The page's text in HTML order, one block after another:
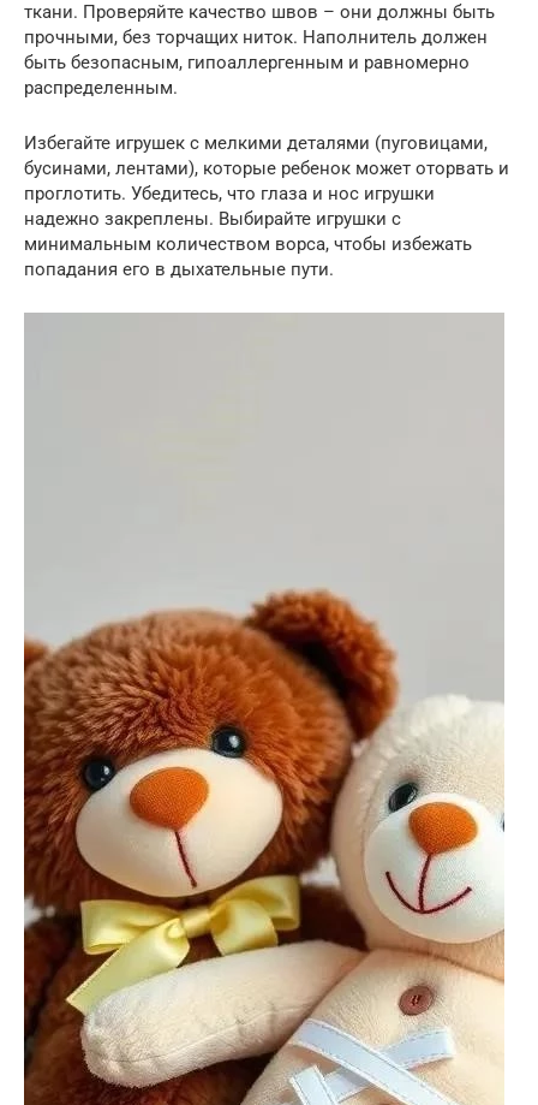
ткани. Проверяйте качество швов – они должны быть
прочными, без торчащих ниток. Наполнитель должен
быть безопасным, гипоаллергенным и равномерно
распределенным.
Избегайте игрушек с мелкими деталями (пуговицами,
бусинами, лентами), которые ребенок может оторвать и
проглотить. Убедитесь, что глаза и нос игрушки
надежно закреплены. Выбирайте игрушки с
минимальным количеством ворса, чтобы избежать
попадания его в дыхательные пути.